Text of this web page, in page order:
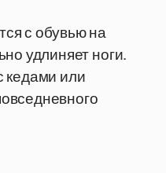
с обувью на
удлиняет ноги.
кедами или